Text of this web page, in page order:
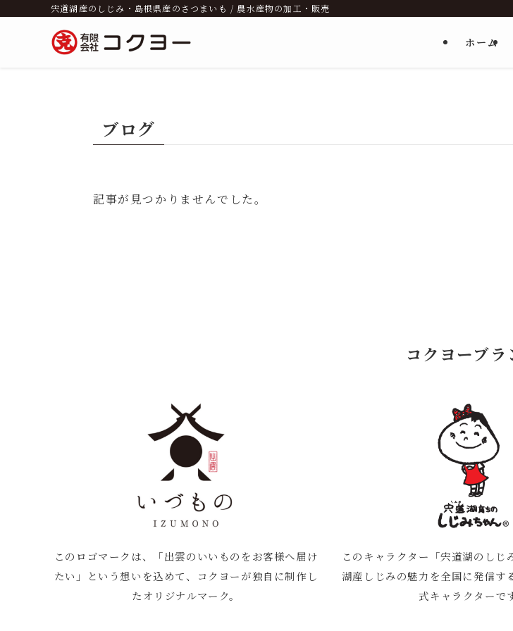
宍道湖産のしじみ・島根県産のさつまいも / 農水産物の加工・販売
ホーム
ブログ
記事が見つかりませんでした。
コクヨーブラ
このロゴマークは、「出雲のいいものをお客様へ届け
たい」という想いを込めて、コクヨーが独自に制作し
たオリジナルマーク。
このキャラクター「宍道湖のしじ
湖産しじみの魅力を全国に発信す
式キャラクターで